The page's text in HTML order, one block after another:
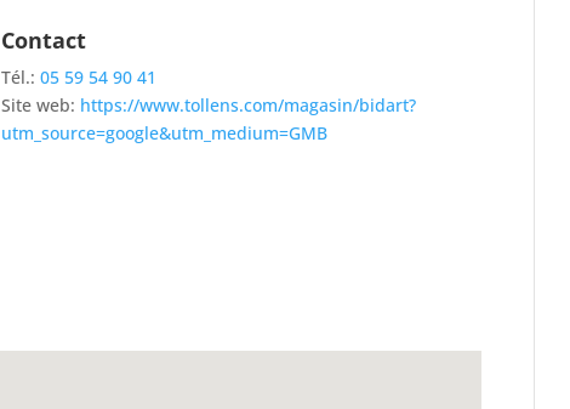
Contact
Tél.:05 59 54 90 41
Site web: https://www.tollens.com/magasin/bidart?
utm_source=google&utm_medium=GMB